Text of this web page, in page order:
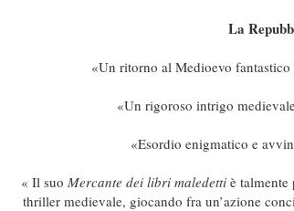
La
«Un ritorno al Medioevo fantastico
«Un rigoroso intrigo
«Esordio enigmatico e
« Il suo Mercante dei libri maledetti è
thriller medievale, giocando fra un’azione